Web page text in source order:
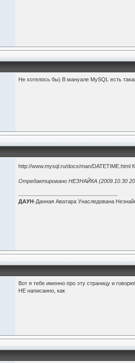
Не хотелось бы) В мануале MySQL есть
http://www.mysql.ru/docs/man/DATETIME.html
Отредактировано НЕЗНАЙКА (2009.10.30
ДАУН-Данная Аватара Унаследована
Вот я тебе именно про эту страницу и
НЕ написанно, как